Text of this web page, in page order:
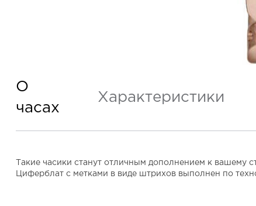
О
часах
Характеристики
Такие часики станут отличным дополнением к
Циферблат с метками в виде штрихов выполнен по